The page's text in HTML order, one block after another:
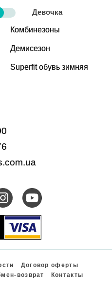
Девочка
Комбинезоны
Демисезон
Superfit обувь зимняя
Договор оферты
возврат Контакты